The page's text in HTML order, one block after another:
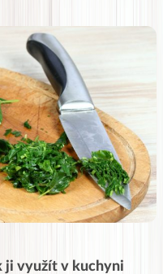
ji využít v kuchyni